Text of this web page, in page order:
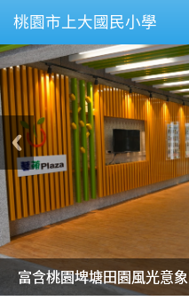
桃園市上大國民小學
美麗的操場是我們活力的
美麗的操場是我們活力的
煥然一新的小司令台
煥然一新的小司令台
富含桃園埤塘田園風光意
富含桃園埤塘田園風光意
嶄新的中庭廣場
嶄新的中庭廣場
水生池生生不息
水生池生生不息